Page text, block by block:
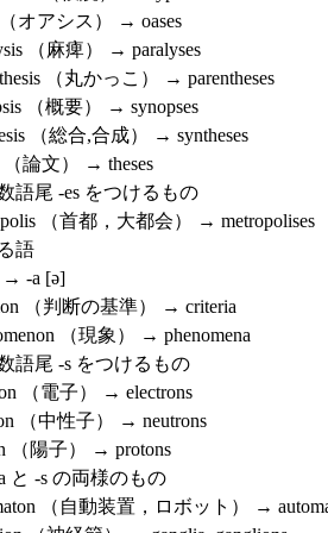
ス） → oases
痺） → paralyses
かっこ） → parentheses
要） → synopses
合,合成） → syntheses
） → theses
-es をつけるもの
都，大都会） → metropolises
語
-a [ə]
の基準） → criteria
現象） → phenomena
-s をつけるもの
） → electrons
子） → neutrons
） → protons
の両様のもの
装置，ロボット） → automata,